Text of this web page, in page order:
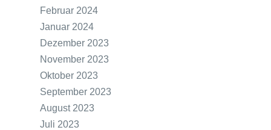
Februar 2024
Januar 2024
Dezember 2023
November 2023
Oktober 2023
September 2023
August 2023
Juli 2023